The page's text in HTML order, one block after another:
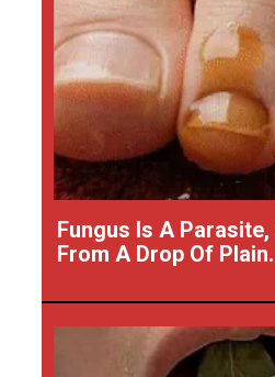
Fungus Is A
From A Drop Of